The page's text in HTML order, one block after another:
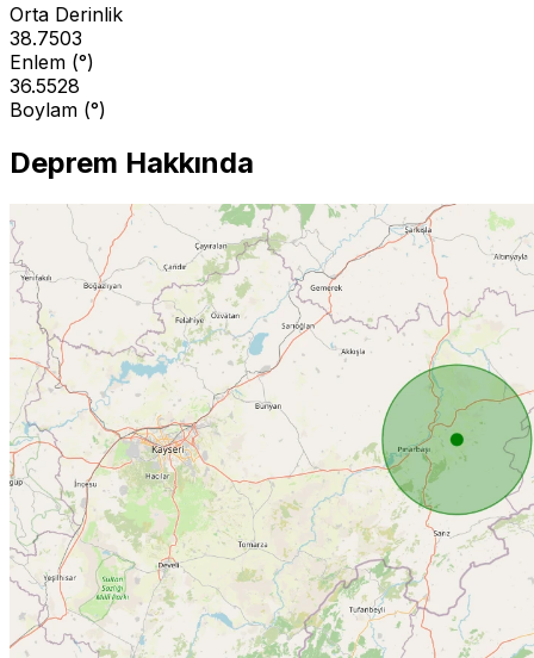
Orta Derinlik
38.7503
Enlem (°)
36.5528
Boylam (°)
Deprem Hakkında